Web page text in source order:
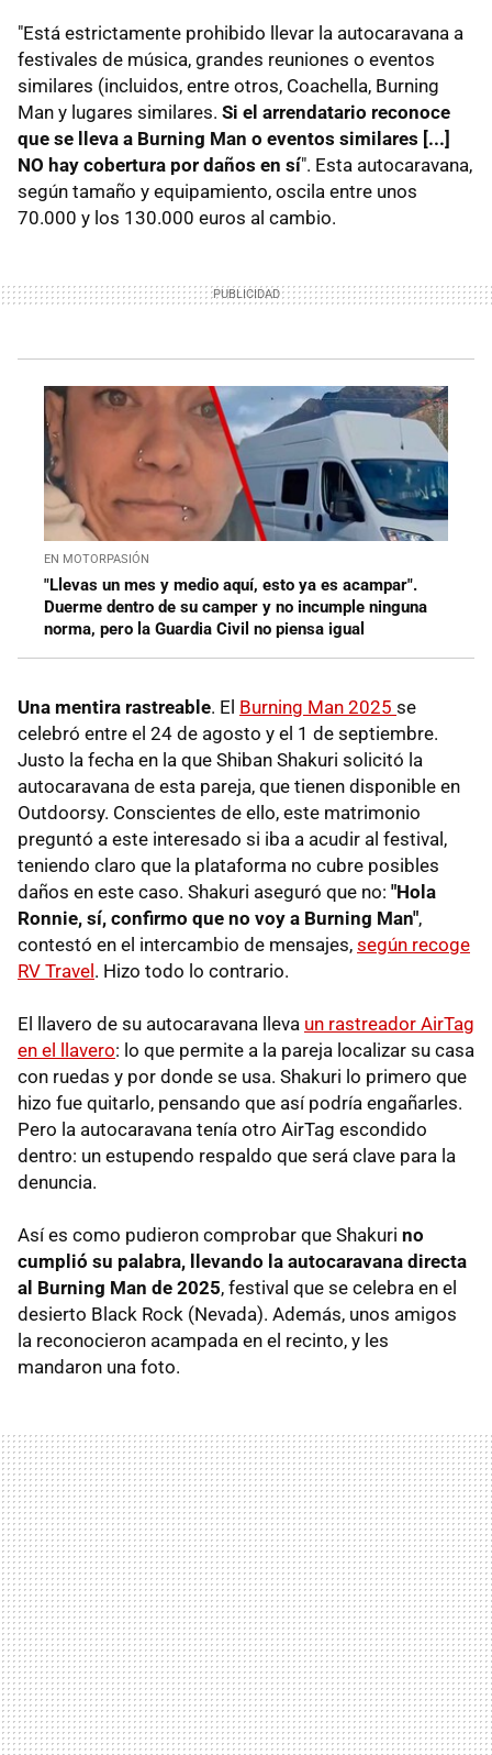
"Está estrictamente prohibido llevar la autocaravana a
festivales de música, grandes reuniones o eventos
similares (incluidos, entre otros, Coachella, Burning
Man y lugares similares. Si el arrendatario reconoce
que se lleva a Burning Man o eventos similares [...]
NO hay cobertura por daños en sí". Esta autocaravana,
según tamaño y equipamiento, oscila entre unos
70.000 y los 130.000 euros al cambio.
EN MOTORPASIÓN
"Llevas un mes y medio aquí, esto ya es acampar".
Duerme dentro de su camper y no incumple ninguna
norma, pero la Guardia Civil no piensa igual
Una mentira rastreable. El Burning Man 2025 se
celebró entre el 24 de agosto y el 1 de septiembre.
Justo la fecha en la que Shiban Shakuri solicitó la
autocaravana de esta pareja, que tienen disponible en
Outdoorsy. Conscientes de ello, este matrimonio
preguntó a este interesado si iba a acudir al festival,
teniendo claro que la plataforma no cubre posibles
daños en este caso. Shakuri aseguró que no: "Hola
Ronnie, sí, confirmo que no voy a Burning Man",
contestó en el intercambio de mensajes, según recoge
RV Travel . Hizo todo lo contrario.
El llavero de su autocaravana lleva un rastreador AirTag
en el llavero: lo que permite a la pareja localizar su casa
con ruedas y por donde se usa. Shakuri lo primero que
hizo fue quitarlo, pensando que así podría engañarles.
Pero la autocaravana tenía otro AirTag escondido
dentro: un estupendo respaldo que será clave para la
denuncia.
Así es como pudieron comprobar que Shakuri no
cumplió su palabra, llevando la autocaravana directa
al Burning Man de 2025, festival que se celebra en el
desierto Black Rock (Nevada). Además, unos amigos
la reconocieron acampada en el recinto, y les
mandaron una foto.